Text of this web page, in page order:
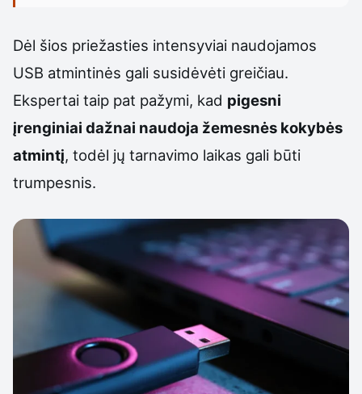
Dėl šios priežasties intensyviai naudojamos
USB atmintinės gali susidėvėti greičiau.
Ekspertai taip pat pažymi, kad pigesni
įrenginiai dažnai naudoja žemesnės kokybės
atmintį, todėl jų tarnavimo laikas gali būti
trumpesnis.